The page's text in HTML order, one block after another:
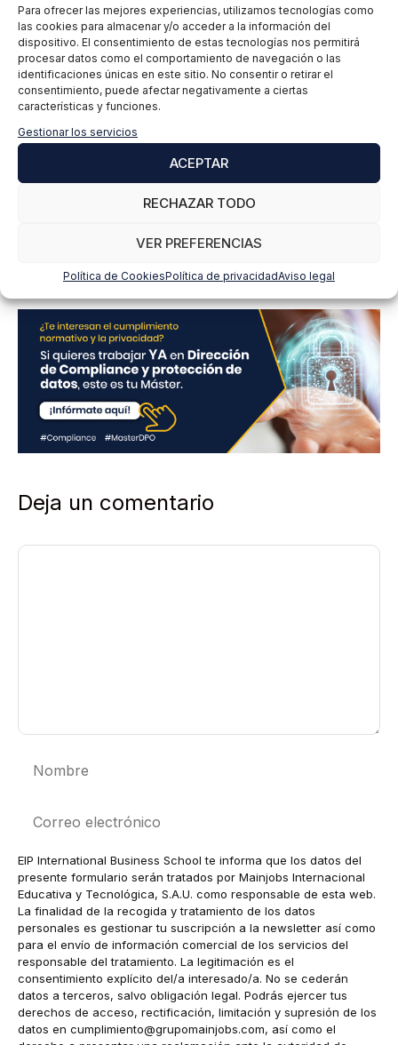
Para ofrecer las mejores experiencias, utilizamos tecnologías como
las cookies para almacenar y/o acceder a la información del
dispositivo. El consentimiento de estas tecnologías nos permitirá
procesar datos como el comportamiento de navegación o las
identificaciones únicas en este sitio. No consentir o retirar el
consentimiento, puede afectar negativamente a ciertas
características y funciones.
Gestionar los servicios
ACEPTAR
RECHAZAR TODO
VER PREFERENCIAS
Política de CookiesPolítica de privacidadAviso legal
P
o
l
í
i
a
Doy mi consentimiento expreso y acepto la
Política de privacidad.
Deja un comentario
Comentario
electrónico
EIP International Business School te informa que los datos del
presente formulario serán tratados por Mainjobs Internacional
Educativa y Tecnológica, S.A.U. como responsable de esta web.
La finalidad de la recogida y tratamiento de los datos
personales es gestionar tu suscripción a la newsletter así como
para el envío de información comercial de los servicios del
responsable del tratamiento. La legitimación es el
consentimiento explícito del/a interesado/a. No se cederán
datos a terceros, salvo obligación legal. Podrás ejercer tus
derechos de acceso, rectificación, limitación y supresión de los
datos en cumplimiento@grupomainjobs.com, así como el